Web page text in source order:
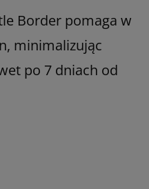
Border pomaga w
minimalizując
po 7 dniach od